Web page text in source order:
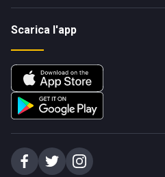
Scarica l'app